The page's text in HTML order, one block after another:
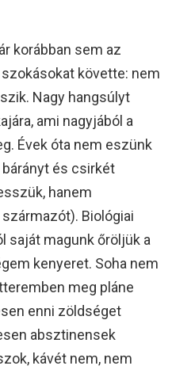
korábban sem az
követte: nem
Nagy hangsúlyt
ami nagyjából a
Évek óta nem eszünk
és csirkét
hanem
Biológiai
saját magunk őröljük a
kenyeret. Soha nem
meg pláne
enni zöldséget
absztinensek
kávét nem, nem